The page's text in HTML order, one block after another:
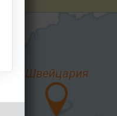
Швейцария